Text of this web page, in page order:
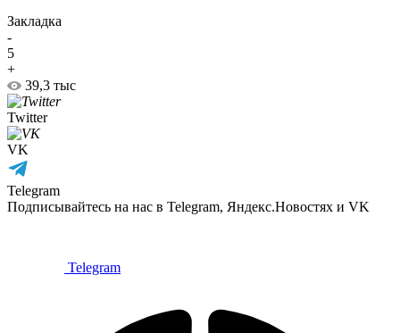
Закладка
-
5
+
39,3 тыс
Twitter
VK
Telegram
Подписывайтесь на нас в Telegram, Яндекс.Новостях и VK
Telegram